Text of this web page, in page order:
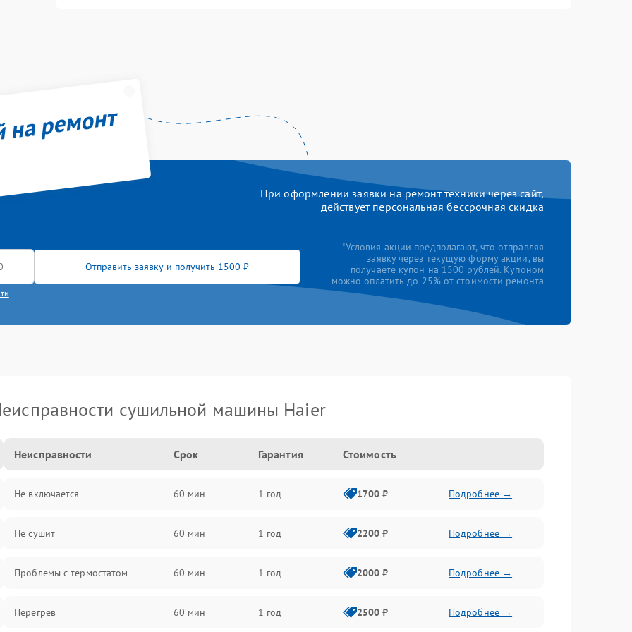
ремонт
При оформлении заявки на ремонт техники через сайт,
действует персональная бессрочная скидка
Отправить заявку и получить 1500 ₽
*Условия акции предполагают, что отправляя
заявку через текущую форму акции, вы
получаете купон на 1500 рублей. Купоном
можно оплатить до 25% от стоимости ремонта
сушильной машины Haier
Неисправности Срок Гарантия Стоимость
Не включается 60 мин 1 год 1700 ₽ Подробнее →
Не сушит 60 мин 1 год 2200 ₽ Подробнее →
Проблемы с термостатом 60 мин 1 год 2000 ₽ Подробнее →
Перегрев 60 мин 1 год 2500 ₽ Подробнее →